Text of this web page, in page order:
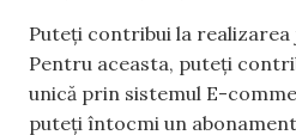
Puteți contribui la
Pentru aceasta, puteți
unică prin sistemul E-
puteți întocmi un